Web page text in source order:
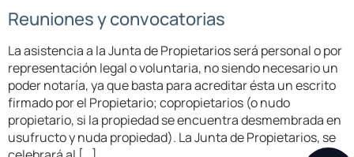
Reuniones y convocatorias
La asistencia a la Junta de Propietarios será personal o por
representación legal o voluntaria, no siendo necesario un
poder notaría, ya que basta para acreditar ésta un escrito
firmado por el Propietario; copropietarios (o nudo
propietario, si la propiedad se encuentra desmembrada en
usufructo y nuda propiedad). La Junta de Propietarios, se